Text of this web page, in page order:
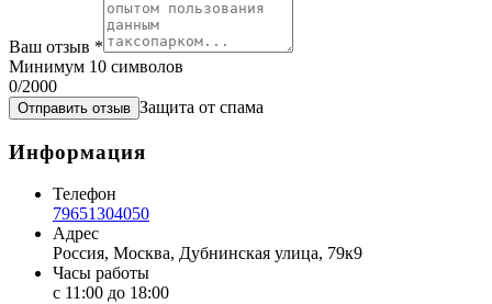
Ваш отзыв *
Минимум 10 символов
0/2000
Отправить отзыв Защита от спама
Информация
Телефон
79651304050
Адрес
Россия, Москва, Дубнинская улица, 79к9
Часы работы
с 11:00 до 18:00